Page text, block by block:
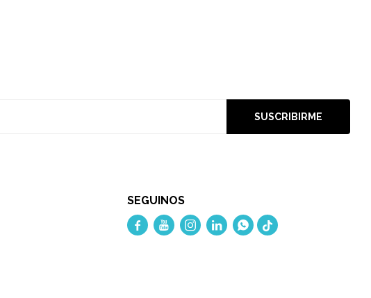
SUSCRIBIRME
SEGUINOS
    